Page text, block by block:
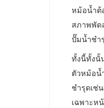
หม้อน้ำต้
สภาพพัด
ปั๊มน้ำชำ
ทั้งนี้ทั้งนั้
ตัวหม้อน้
ชำรุดเช่
เฉพาะห